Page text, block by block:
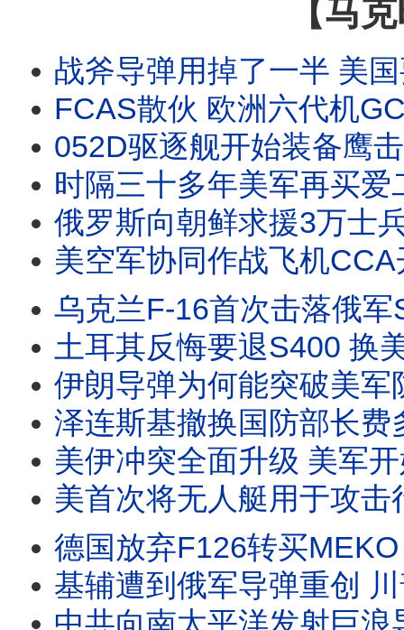
【马
战斧导弹用掉了一半 美国要如何应对 消耗战的教训 美军推平价远程打击
FCAS散伙 欧洲六代机GCAP或提前服役 变循环发动机采用巧劲路线 与F-47相比哪个
052D驱逐舰开始装备鹰击-20 苏联超音速饱和攻击逼出了美军神盾系统 现在鸟
时隔三十多年美军再买爱二GEM-T拦截弹 洛马官宣爱三ACE 主打便宜易生
俄罗斯向朝鲜求援3万士兵 兵源已跟不上损耗 乌克兰四线反击 影子舰队受重创 俄乌
美空军协同作战飞机CCA开始量产 YFQ-44A完成实弹射击又远距转场 第二阶段已
乌克兰F-16首次击落俄军Su-35S A射B导发威 Su-35有优势也有短
土耳其反悔要退S400 换美国重新出售F-35战机 乌克兰战场戳破S400神
伊朗导弹为何能突破美军防御网 是软件升级了还是使用新型导弹 饱和攻击严重消
泽连斯基撤换国防部长费多罗夫 暴露费多罗夫与总司令瑟尔斯基矛盾激化 引发
美伊冲突全面升级 美军开始白天轰炸 F-22却全部离场去了英国 伊朗想拉波
美首次将无人艇用于攻击行动 伊斯兰革命卫队边际效益正在递减 美国给伊朗台阶
德国放弃F126转买MEKO A200 美德海军同时转向 放弃大而全高端军舰 采购可快速交付
基辅遭到俄军导弹重创 川普承诺让乌克兰自己生产爱国者导弹 乌克兰开发自
中共向南太平洋发射巨浪导弹 故意摆迷魂阵 到底是巨浪2还是巨浪3 中美潜射洲